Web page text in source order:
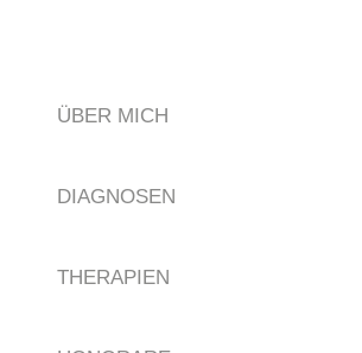
ÜBER MICH
DIAGNOSEN
THERAPIEN